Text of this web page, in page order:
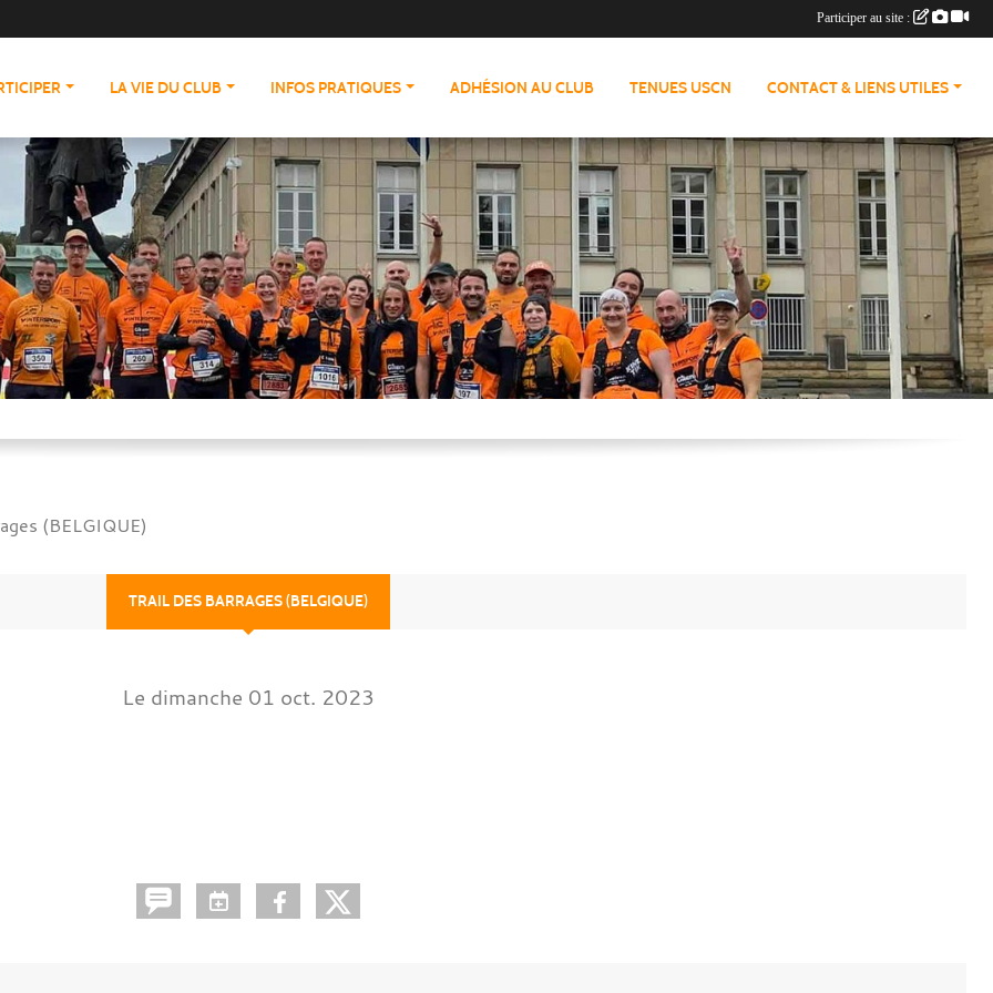
LA VIE DU CLUB INFOS PRATIQUES ADHÉSION AU CLUB TENUES USCN CONTACT & LIENS UTILES
(BELGIQUE)
TRAIL DES BARRAGES (BELGIQUE)
Le dimanche 01 oct. 2023
Participer au site :